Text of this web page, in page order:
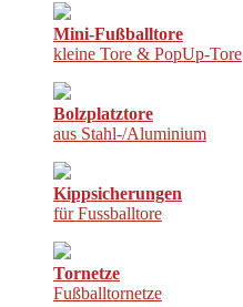
Mini-Fußballtore
kleine Tore & PopUp-Tore
Bolzplatztore
aus Stahl-/Aluminium
Kippsicherungen
für Fussballtore
Tornetze
Fußballtornetze